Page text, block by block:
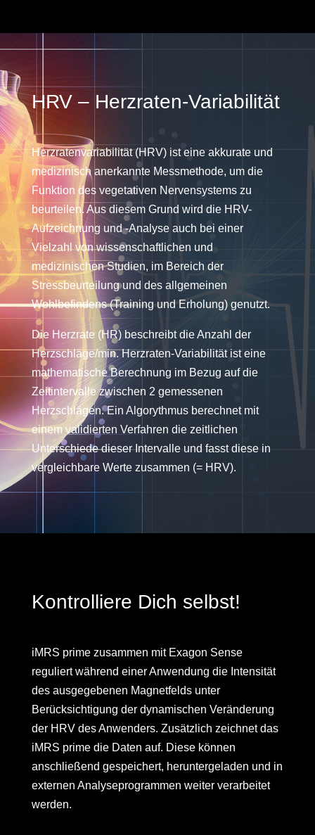
HRV – Herzraten-Variabilität
Herzratenvariabilität (HRV) ist eine akkurate und
medizinisch anerkannte Messmethode, um die
Funktion des vegetativen Nervensystems zu
beurteilen. Aus diesem Grund wird die HRV-
Aufzeichnung und -Analyse auch bei einer
Vielzahl von wissenschaftlichen und
medizinischen Studien, im Bereich der
Stressbeurteilung und des allgemeinen
Wohlbefindens (Training und Erholung) genutzt.
Die Herzrate (HR) beschreibt die Anzahl der
Herzschläge/min. Herzraten-Variabilität ist eine
mathematische Berechnung im Bezug auf die
Zeitintervalle zwischen 2 gemessenen
Herzschlägen. Ein Algorythmus berechnet mit
einem validierten Verfahren die zeitlichen
Unterschiede dieser Intervalle und fasst diese in
vergleichbare Werte zusammen (= HRV).
Kontrolliere Dich selbst!
iMRS prime zusammen mit Exagon Sense
reguliert während einer Anwendung die Intensität
des ausgegebenen Magnetfelds unter
Berücksichtigung der dynamischen Veränderung
der HRV des Anwenders. Zusätzlich zeichnet das
iMRS prime die Daten auf. Diese können
anschließend gespeichert, heruntergeladen und in
externen Analyseprogrammen weiter verarbeitet
werden.